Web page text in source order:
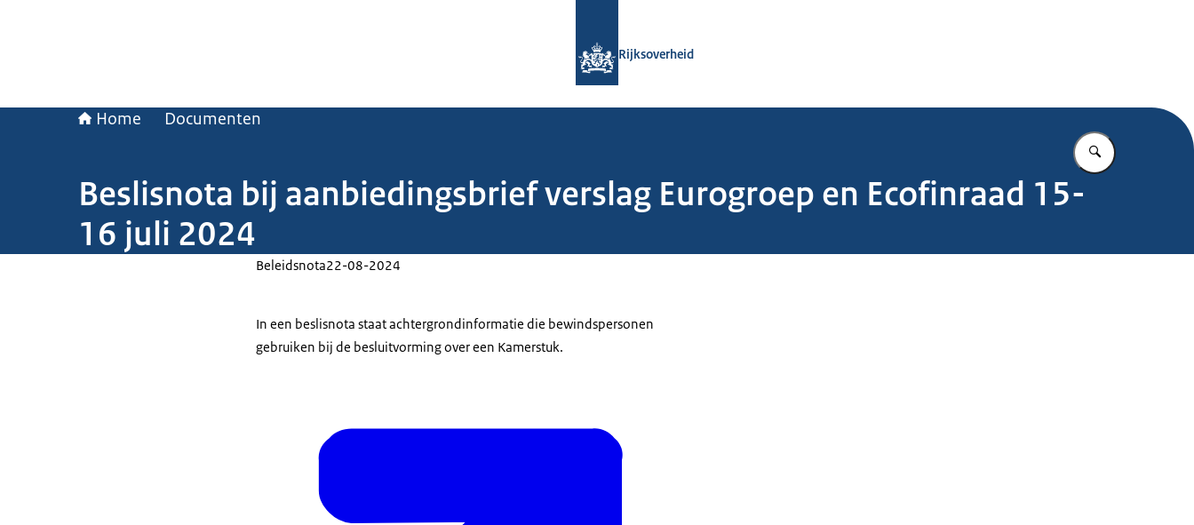
Rijksoverheid
Home Documenten
Vul in wat u
Beslisnota bij aanbiedingsbrief verslag Eurogroep en Ecofinraad 15-
16 juli 2024
Beleidsnota22-08-2024
In een beslisnota staat achtergrondinformatie die bewindspersonen
gebruiken bij de besluitvorming over een Kamerstuk.